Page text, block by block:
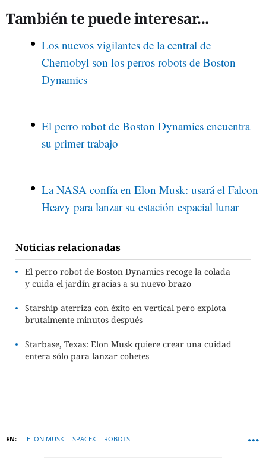
También te puede interesar...
Los nuevos vigilantes de la central de
Chernobyl son los perros robots de Boston
Dynamics
El perro robot de Boston Dynamics encuentra
su primer trabajo
La NASA confía en Elon Musk: usará el Falcon
Heavy para lanzar su estación espacial lunar
Noticias relacionadas
El perro robot de Boston Dynamics recoge la colada
y cuida el jardín gracias a su nuevo brazo
Starship aterriza con éxito en vertical pero explota
brutalmente minutos después
Starbase, Texas: Elon Musk quiere crear una cuidad
entera sólo para lanzar cohetes
ELON MUSK SPACEX ROBOTS